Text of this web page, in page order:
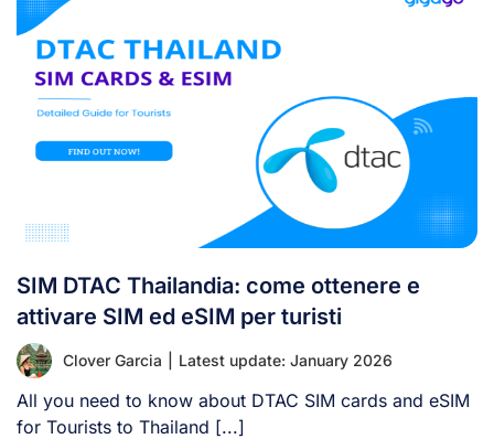
SIM DTAC Thailandia: come ottenere e
attivare SIM ed eSIM per turisti
Clover Garcia Latest update: January 2026
All you need to know about DTAC SIM cards and eSIM
for Tourists to Thailand [...]